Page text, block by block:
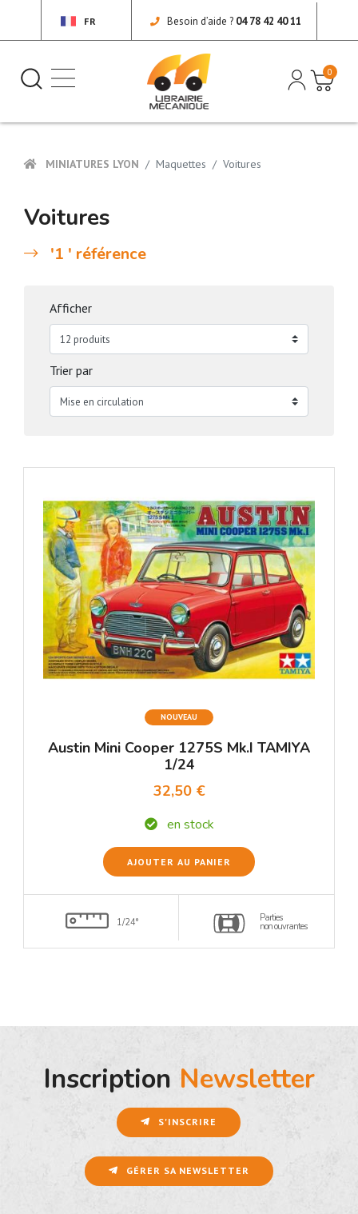
FR Besoin d’aide ? 04 78 42 40 11
0
MINIATURES LYON Maquettes Voitures
Voitures
'1 ' référence
Afficher
Trier par
NOUVEAU
Austin Mini Cooper 1275S Mk.I TAMIYA
1/24
32,50 €
en stock
AJOUTER AU PANIER
1/24° Parties
non ouvrantes
S'INSCRIRE
GÉRER SA NEWSLETTER
Inscription Newsletter